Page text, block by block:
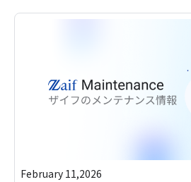
February 11,2026